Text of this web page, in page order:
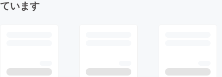
ています